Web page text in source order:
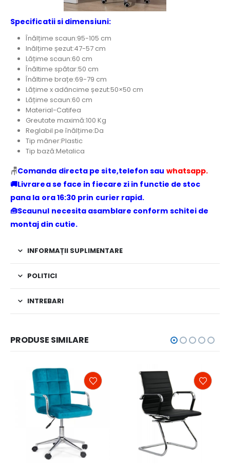
Specificatii si dimensiuni:
Înălțime scaun:95-105 cm
Inălțime șezut:47-57 cm
Lățime scaun:60 cm
Înăltime spătar:50 cm
Înăltime brațe:69-79 cm
Lățime x adâncime șezut:50×50 cm
Lățime scaun:60 cm
Material-Catifea
Greutate maximă:100 Kg
Reglabil pe înălțime:Da
Tip mâner:Plastic
Tip bază:Metalica
🪑Comanda directa pe site,telefon sau whatsapp.
🚚Livrarea se face in fiecare zi in functie de stoc
pana la ora 16:30 prin curier rapid.
🧰Scaunul necesita asamblare conform schitei de
montaj din cutie.
INFORMAȚII SUPLIMENTARE
POLITICI
INTREBARI
PRODUSE SIMILARE